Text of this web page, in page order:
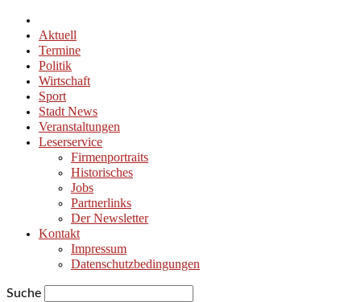
Aktuell
Termine
Politik
Wirtschaft
Sport
Stadt News
Veranstaltungen
Leserservice
Firmenportraits
Historisches
Jobs
Partnerlinks
Der Newsletter
Kontakt
Impressum
Datenschutzbedingungen
Suche